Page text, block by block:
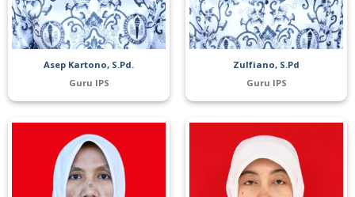
Asep Kartono, S.Pd.
Guru IPS
Zulfiano, S.Pd
Guru IPS